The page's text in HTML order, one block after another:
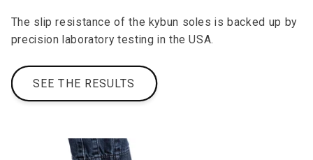
The slip resistance of the kybun soles is backed up by
precision laboratory testing in the USA.
SEE THE RESULTS